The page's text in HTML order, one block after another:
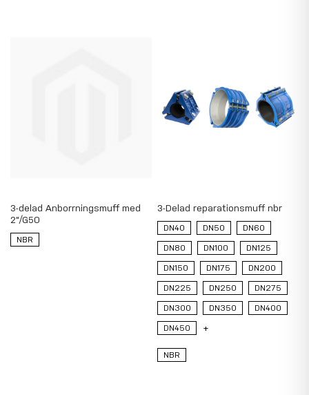
3-delad Anborrningsmuff med
2"/G50
NBR
3-Delad reparationsmuff nbr
DN40 DN50 DN60
DN80 DN100 DN125
DN150 DN175 DN200
DN225 DN250 DN275
DN300 DN350 DN400
DN450 +
NBR